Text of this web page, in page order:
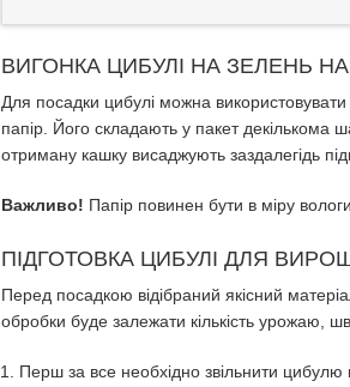
ВИГОНКА ЦИБУЛІ НА ЗЕЛЕНЬ
Для посадки цибулі можна
папір. Його складають у пакет декількома
отриману кашку висаджують заздалегідь
Важливо! Папір повинен бути в міру
ПІДГОТОВКА ЦИБУЛІ ДЛЯ
Перед посадкою відібраний якісний
обробки буде залежати кількість урожаю,
Перш за все необхідно звільнити цибулю